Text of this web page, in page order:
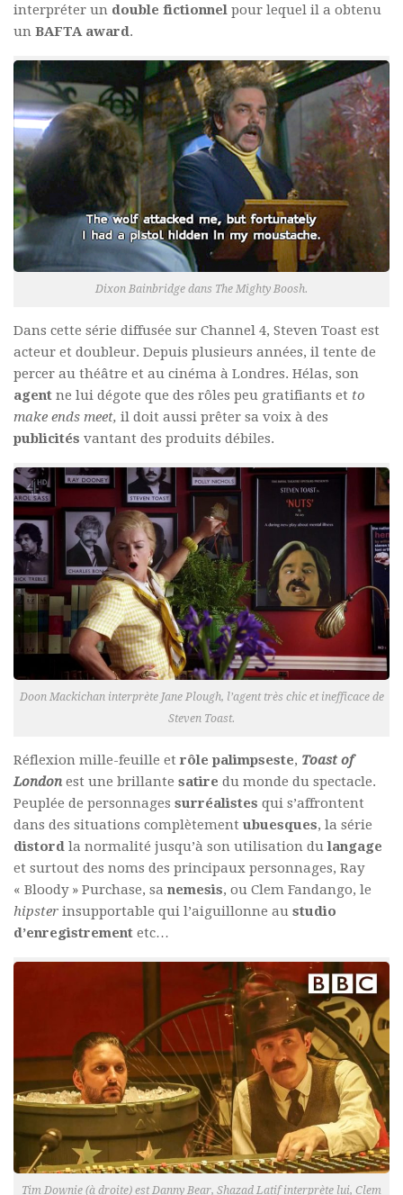
interpréter un double fictionnel pour lequel il a obtenu
un BAFTA award.
Dixon Bainbridge dans The Mighty Boosh.
Dans cette série diffusée sur Channel 4, Steven Toast est
acteur et doubleur. Depuis plusieurs années, il tente de
percer au théâtre et au cinéma à Londres. Hélas, son
agent ne lui dégote que des rôles peu gratifiants et to
make ends meet, il doit aussi prêter sa voix à des
publicités vantant des produits débiles.
Doon Mackichan interprète Jane Plough, l’agent très chic et inefficace de
Steven Toast.
Réflexion mille-feuille etrôle palimpseste, Toast of
London est une brillante satire du monde du spectacle.
Peuplée de personnages surréalistes qui s’affrontent
dans des situations complètement ubuesques, la série
distord la normalité jusqu’à son utilisation dulangage
et surtout des noms des principaux personnages, Ray
« Bloody » Purchase, sanemesis, ou Clem Fandango, le
hipster insupportable qui l’aiguillonne au studio
d’enregistrement etc…
Tim Downie (à droite) est Danny Bear, Shazad Latif interprète lui, Clem